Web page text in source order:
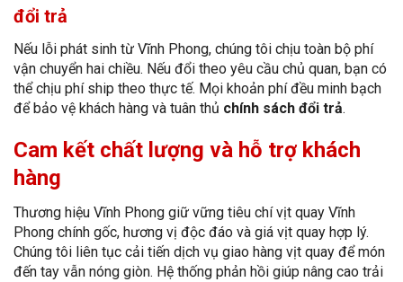
đổi trả
Nếu lỗi phát sinh từ Vĩnh Phong, chúng tôi chịu toàn bộ phí
vận chuyển hai chiều. Nếu đổi theo yêu cầu chủ quan, bạn có
thể chịu phí ship theo thực tế. Mọi khoản phí đều minh bạch
để bảo vệ khách hàng và tuân thủ chính sách đổi trả.
Cam kết chất lượng và hỗ trợ khách
hàng
Thương hiệu Vĩnh Phong giữ vững tiêu chí vịt quay Vĩnh
Phong chính gốc, hương vị độc đáo và giá vịt quay hợp lý.
Chúng tôi liên tục cải tiến dịch vụ giao hàng vịt quay để món
đến tay vẫn nóng giòn. Hệ thống phản hồi giúp nâng cao trải